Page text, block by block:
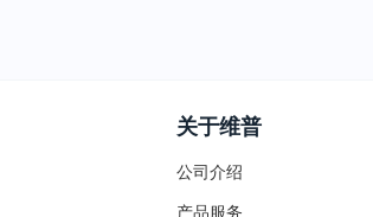
关于维普
公司介绍
产品服务